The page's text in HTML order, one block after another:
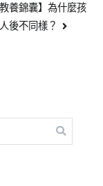
教養錦囊】為什麼孩
後不同樣？